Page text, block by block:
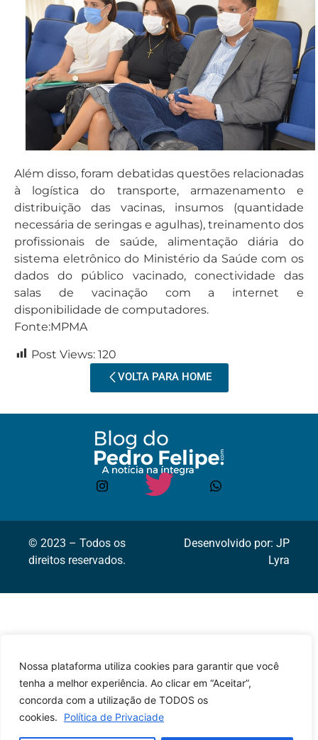
Nossa plataforma utiliza cookies para garantir que você
tenha a melhor experiência. Ao clicar em “Aceitar”,
concorda com a utilização de TODOS os
cookies.
Política de Privaciade
Além disso, foram debatidas questões relacionadas
à logística do transporte, armazenamento e
distribuição das vacinas, insumos (quantidade
necessária de seringas e agulhas), treinamento dos
profissionais de saúde, alimentação diária do
sistema eletrônico do Ministério da Saúde com os
dados do público vacinado, conectividade das
salas de vacinação com a internet e
disponibilidade de computadores.
Fonte:MPMA
Post Views: 120
VOLTA PARA HOME
© 2023 – Todos os
direitos reservados.
Desenvolvido por: JP
Lyra